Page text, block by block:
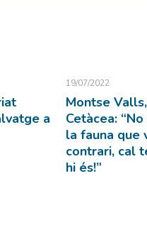
a
19/07/2022
Montse
Cetàcea:
la fauna que
contrari, cal
hi és!”